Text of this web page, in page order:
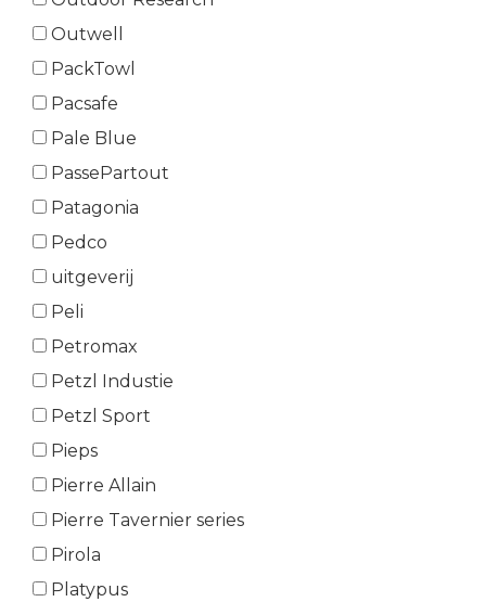
Outwell
PackTowl
Pacsafe
Pale Blue
PassePartout
Patagonia
Pedco
uitgeverij
Peli
Petromax
Petzl Industie
Petzl Sport
Pieps
Pierre Allain
Pierre Tavernier series
Pirola
Platypus